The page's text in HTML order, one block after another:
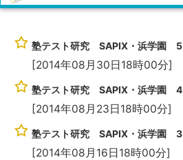
塾テスト研究 SAPIX・浜学園 5
[2014年08月30日18時00分]
塾テスト研究 SAPIX・浜学園 4
[2014年08月23日18時00分]
塾テスト研究 SAPIX・浜学園 3
[2014年08月16日18時00分]